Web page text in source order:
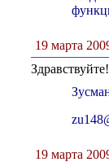
19 марта
19 марта